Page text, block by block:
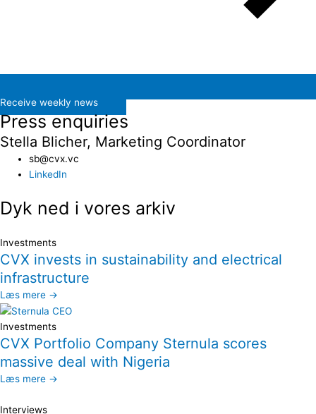
Receive weekly news
Press enquiries
Stella Blicher, Marketing Coordinator
sb@cvx.vc​
LinkedIn
Dyk ned i vores arkiv
Investments
CVX invests in sustainability and electrical
infrastructure
Læs mere →
Investments
CVX Portfolio Company Sternula scores
massive deal with Nigeria
Læs mere →
Interviews